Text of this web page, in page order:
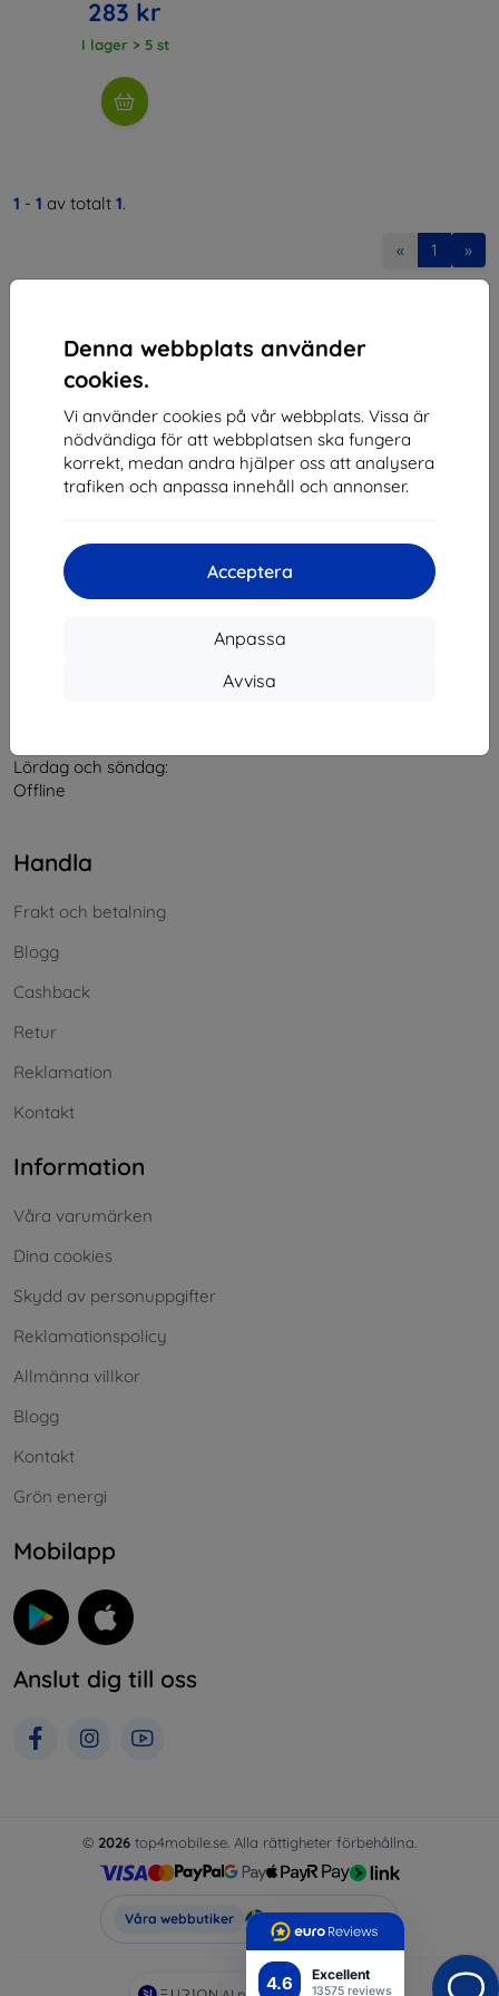
4.6 Excellent
13575 reviews
Denna webbplats använder
cookies.
Vi använder cookies på vår webbplats. Vissa är
nödvändiga för att webbplatsen ska fungera
korrekt, medan andra hjälper oss att analysera
trafiken och anpassa innehåll och annonser.
Acceptera
Anpassa
Avvisa
283 kr
I lager > 5 st
1 - 1 av totalt 1.
« 1 »
Shield-SK s.r.o.
Organisationsnummer:46701494
Momsregistreringsnummer:SK2023549671
Kontakt
Lördag och söndag:
Offline
Handla
Frakt och betalning
Blogg
Cashback
Retur
Reklamation
Kontakt
Information
Våra varumärken
Dina cookies
Skydd av personuppgifter
Reklamationspolicy
Allmänna villkor
Blogg
Kontakt
Grön energi
Mobilapp
Anslut dig till oss
© 2026 top4mobile.se. Alla rättigheter förbehållna.
Våra webbutiker Top4Mobile.se